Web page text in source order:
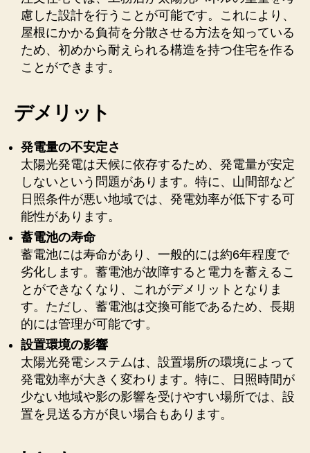
慮した設計を行うことが可能です。これにより、
屋根にかかる負荷を分散させる方法を知っている
ため、初めから耐えられる構造を持つ住宅を作る
ことができます。
デメリット
発電量の不安定さ
太陽光発電は天候に依存するため、発電量が安定
しないという問題があります。特に、山間部など
日照条件が悪い地域では、発電効率が低下する可
能性があります。
蓄電池の寿命
蓄電池には寿命があり、一般的には約6年程度で
劣化します。蓄電池が故障すると電力を蓄えるこ
とができなくなり、これがデメリットとなりま
す。ただし、蓄電池は交換可能であるため、長期
的には管理が可能です。
設置環境の影響
太陽光発電システムは、設置場所の環境によって
発電効率が大きく変わります。特に、日照時間が
少ない地域や影の影響を受けやすい場所では、設
置を見送る方が良い場合もあります。